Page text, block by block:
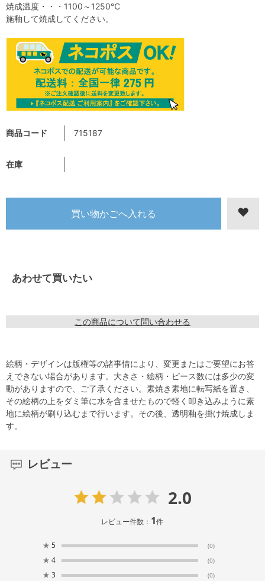
商品コード 715187
在庫
あわせて買いたい
この商品について問い合わせる
焼成温度・・・1100～1250℃
施釉して焼成してください。
絵柄・デザインは版権等の諸事情により、変更またはご要望にお答
えできない場合があります。大きさ・絵柄・ピース数には多少の変
動がありますので、ご了承ください。素焼き素地に転写紙を置き、
その絵柄の上をダミ筆に水を含ませたもので軽く叩き込みように素
地に絵柄が刷り込むまで行います。その後、透明釉を掛け焼成しま
す。
レビュー
2.0
レビュー件数： 1件
★ 5 (0)
★ 4 (0)
★ 3 (0)